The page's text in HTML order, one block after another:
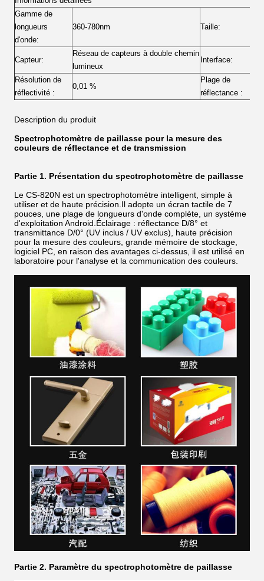
Gamme de
longueurs
d'onde:
360-780nm Taille:
Capteur:
Réseau de capteurs à double chemin
lumineux
Interface:
Résolution de
réflectivité :
0,01 %
Plage de
réflectance :
Description du produit
Spectrophotomètre de paillasse pour la mesure des
couleurs de réflectance et de transmission
Partie 1. Présentation du spectrophotomètre de paillasse
Le CS-820N est un spectrophotomètre intelligent, simple à
utiliser et de haute précision.Il adopte un écran tactile de 7
pouces, une plage de longueurs d'onde complète, un système
d'exploitation Android.Éclairage : réflectance D/8° et
transmittance D/0° (UV inclus / UV exclus), haute précision
pour la mesure des couleurs, grande mémoire de stockage,
logiciel PC, en raison des avantages ci-dessus, il est utilisé en
laboratoire pour l'analyse et la communication des couleurs.
Partie 2. Paramètre du spectrophotomètre de paillasse